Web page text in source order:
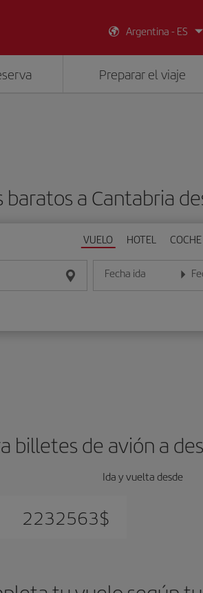
Argentina - ES
Preparar el viaje
baratos a Cantabria
VUELO HOTEL COCHE
Fecha ida
Introduce la fecha en
billetes de avión a
Ida y vuelta desde
2232563$